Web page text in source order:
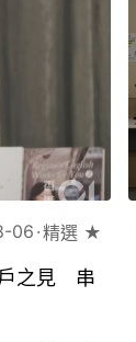
06 精選 ★
戶之見 串